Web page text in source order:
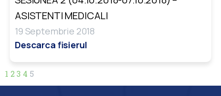
ASISTENTI MEDICALI
19 Septembrie 2018
Descarca fisierul
1 2 3 4 5